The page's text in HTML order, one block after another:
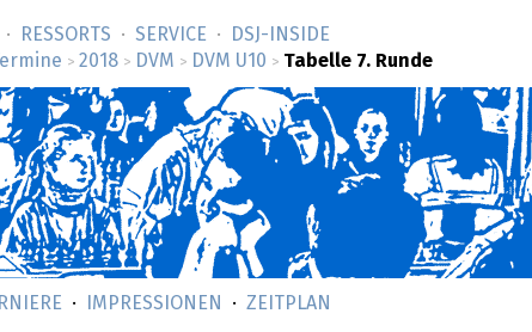
RESSORTS SERVICE
DSJ-­INSIDE
> 2018 > DVM > DVM U10 > Tabelle 7. Runde
IMPRESSIONEN ZEITPLAN